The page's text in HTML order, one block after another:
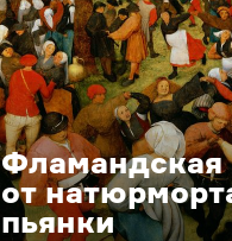
Фламандская
от
пьянки